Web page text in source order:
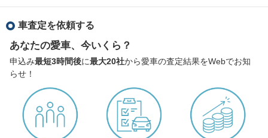
車査定を依頼する
あなたの愛車、今いくら？
申込み最短3時間後に最大20社から愛車の査定結果をWebでお知
らせ！